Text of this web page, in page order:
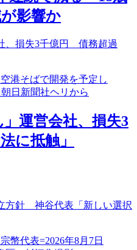
影響か
、損失3千億円 債務超過
」運営会社、損失3
に抵触」
方針 神谷代表「新しい選択